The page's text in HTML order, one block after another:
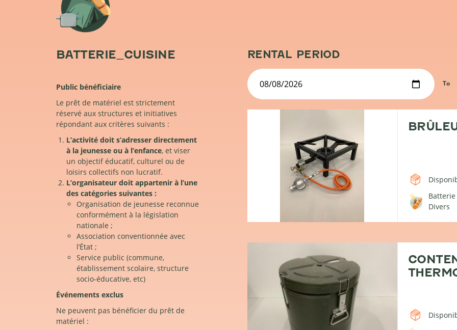
BATTERIE_CUISINE
Public bénéficiaire
Le prêt de matériel est strictement
réservé aux structures et initiatives
répondant aux critères suivants :
L’activité doit s’adresser directement
à la jeunesse ou à l’enfance, et viser
un objectif éducatif, culturel ou de
loisirs collectifs non lucratif.
L’organisateur doit appartenir à l’une
des catégories suivantes :
Organisation de jeunesse reconnue
conformément à la législation
nationale ;
Association conventionnée avec
l’État ;
Service public (commune,
établissement scolaire, structure
socio-éducative, etc)
Événements exclus
Ne peuvent pas bénéficier du prêt de
matériel :
RENTAL PERIOD
To
Divers